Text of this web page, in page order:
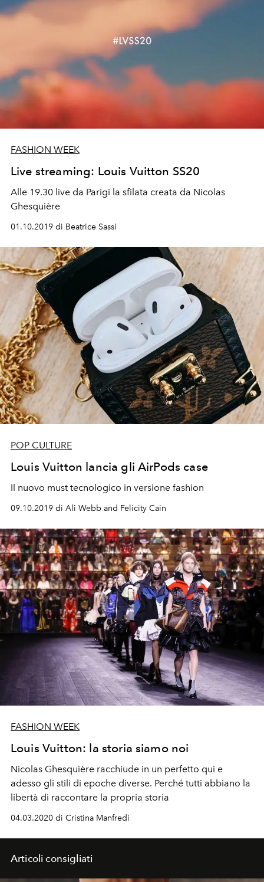
FASHION WEEK
Live streaming: Louis Vuitton SS20
Alle 19.30 live da Parigi la sfilata creata da Nicolas
Ghesquière
01.10.2019 di Beatrice Sassi
POP CULTURE
Louis Vuitton lancia gli AirPods case
Il nuovo must tecnologico in versione fashion
09.10.2019 di Ali Webb and Felicity Cain
FASHION WEEK
Louis Vuitton: la storia siamo noi
Nicolas Ghesquière racchiude in un perfetto qui e
adesso gli stili di epoche diverse. Perché tutti abbiano la
libertà di raccontare la propria storia
04.03.2020 di Cristina Manfredi
Articoli consigliati